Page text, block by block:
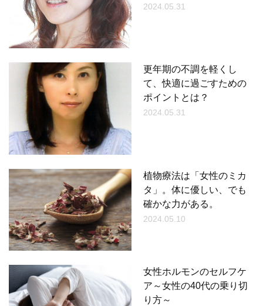
2024.05.31
更年期の不調を軽くし
て、快適に過ごすための
ポイントとは？
2024.05.31
植物療法は「女性のミカ
タ」。体に優しい、でも
確かな力がある。
2024.05.10
女性ホルモンのセルフケ
ア～女性の40代の乗り切
り方～